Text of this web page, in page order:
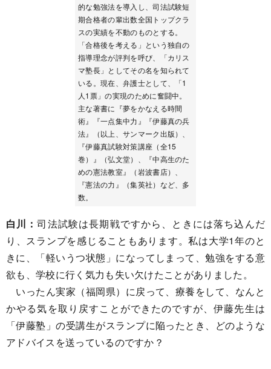
的な勉強法を導入し、司法試験短
期合格者の輩出数全国トップクラ
スの実績を不動のものとする。
「合格後を考える」という独自の
指導理念が評判を呼び、「カリス
マ塾長」としてその名を知られて
いる。現在、弁護士として、「1
人1票」の実現のために奮闘中。
主な著書に『夢をかなえる時間
術』『一点集中力』『伊藤真の兵
法』（以上、サンマーク出版）、
『伊藤真試験対策講座（全15
巻）』（弘文堂）、『中高生のた
めの憲法教室』（岩波書店）、
『憲法の力』（集英社）など、多
数。
白川：司法試験は長期戦ですから、ときには落ち込んだ
り、スランプを感じることもあります。私は大学1年のと
きに、「軽いうつ状態」になってしまって、勉強をする意
欲も、学校に行く気力も失い欠けたことがありました。
いったん実家（福岡県）に戻って、療養をして、なんと
かやる気を取り戻すことができたのですが、伊藤先生は
「伊藤塾」の受講生がスランプに陥ったとき、どのような
アドバイスを送っているのですか？